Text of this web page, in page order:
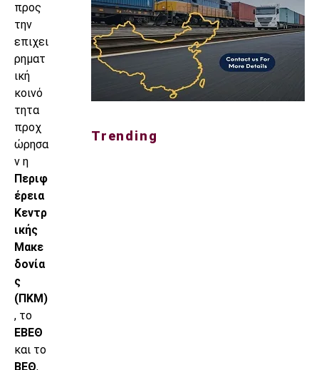
προς
την
επιχει
ρηματ
ική
κοινό
τητα
προχ
ώρησα
ν η
Περιφ
έρεια
Κεντρ
ικής
Μακε
δονία
ς
(ΠΚΜ)
, το
ΕΒΕΘ
και το
ΒΕΘ,
Trending